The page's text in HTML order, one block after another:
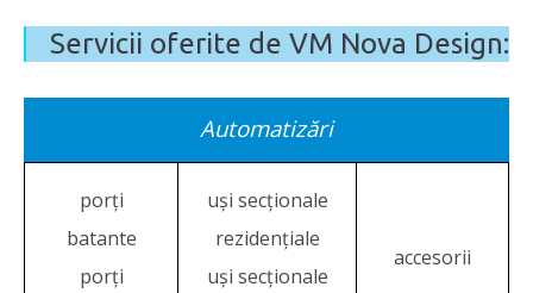
Servicii oferite de VM Nova Design:
Automatizări
porți
batante
porți
uși secționale
rezidențiale
uși secționale
accesorii